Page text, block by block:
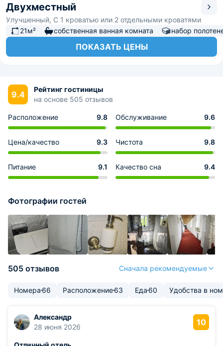
Двухместный
Улучшенный, С 1 кроватью или 2 отдельными кроватями
21м²
собственная ванная комната набор
ПОКАЗАТЬ ЦЕНЫ
9.4
Рейтинг гостиницы
на основе 505 отзывов
Расположение 9.8 Обслуживание 9.6
Цена/качество 9.3 Чистота 9.8
Питание 9.1 Качество сна 9.4
Фотографии гостей
505 отзывов Сначала рекомендуемые
Номера 66 Расположение63 Еда 60 Удобства в
Александр
28 июня 2026
10